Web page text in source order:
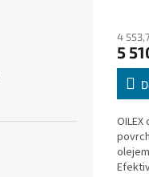
je
4,4
5
4
5